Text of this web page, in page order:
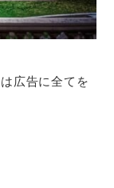
は広告に全てを